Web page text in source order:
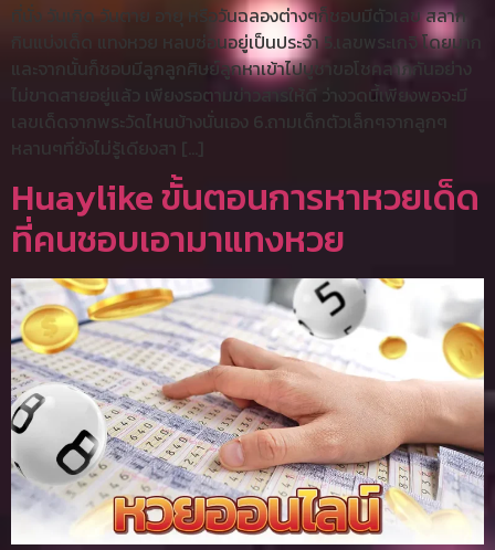
ที่นั่ง วันเกิด วันตาย อายุ หรือวันฉลองต่างๆก็ชอบมีตัวเลข สลาก
กินแบ่งเด็ด แทงหวย หลบซ่อนอยู่เป็นประจำ 5.เลขพระเกจิ โดยมาก
และจากนั้นก็ชอบมีลูกลูกศิษย์ลูกหาเข้าไปบูชาขอโชคลาภกันอย่าง
ไม่ขาดสายอยู่แล้ว เพียงรอตามข่าวสารให้ดี ว่างวดนี้เพียงพอจะมี
เลขเด็ดจากพระวัดไหนบ้างนั่นเอง 6.ถามเด็กตัวเล็กๆจากลูกๆ
หลานๆที่ยังไม่รู้เดียงสา […]
Huaylike ขั้นตอนการหาหวยเด็ด
ที่คนชอบเอามาแทงหวย